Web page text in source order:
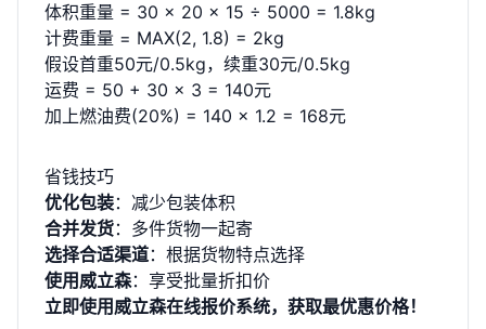
体积重量 = 30 × 20 × 15 ÷ 5000 = 1.8kg
计费重量 = MAX(2, 1.8) = 2kg
假设首重50元/0.5kg，续重30元/0.5kg
运费 = 50 + 30 × 3 = 140元
加上燃油费(20%) = 140 × 1.2 = 168元
省钱技巧
优化包装：减少包装体积
合并发货：多件货物一起寄
选择合适渠道：根据货物特点选择
使用威立森：享受批量折扣价
立即使用威立森在线报价系统，获取最优惠价格！